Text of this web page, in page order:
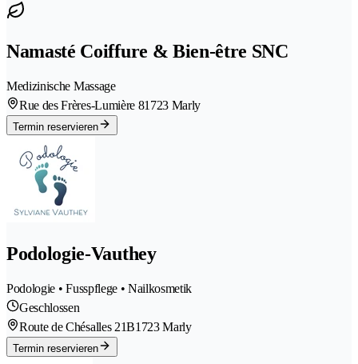
Namasté Coiffure & Bien-être SNC
Medizinische Massage
Rue des Frères-Lumière 81723 Marly
Termin reservieren
Podologie-Vauthey
Podologie • Fusspflege • Nailkosmetik
Geschlossen
Route de Chésalles 21B1723 Marly
Termin reservieren